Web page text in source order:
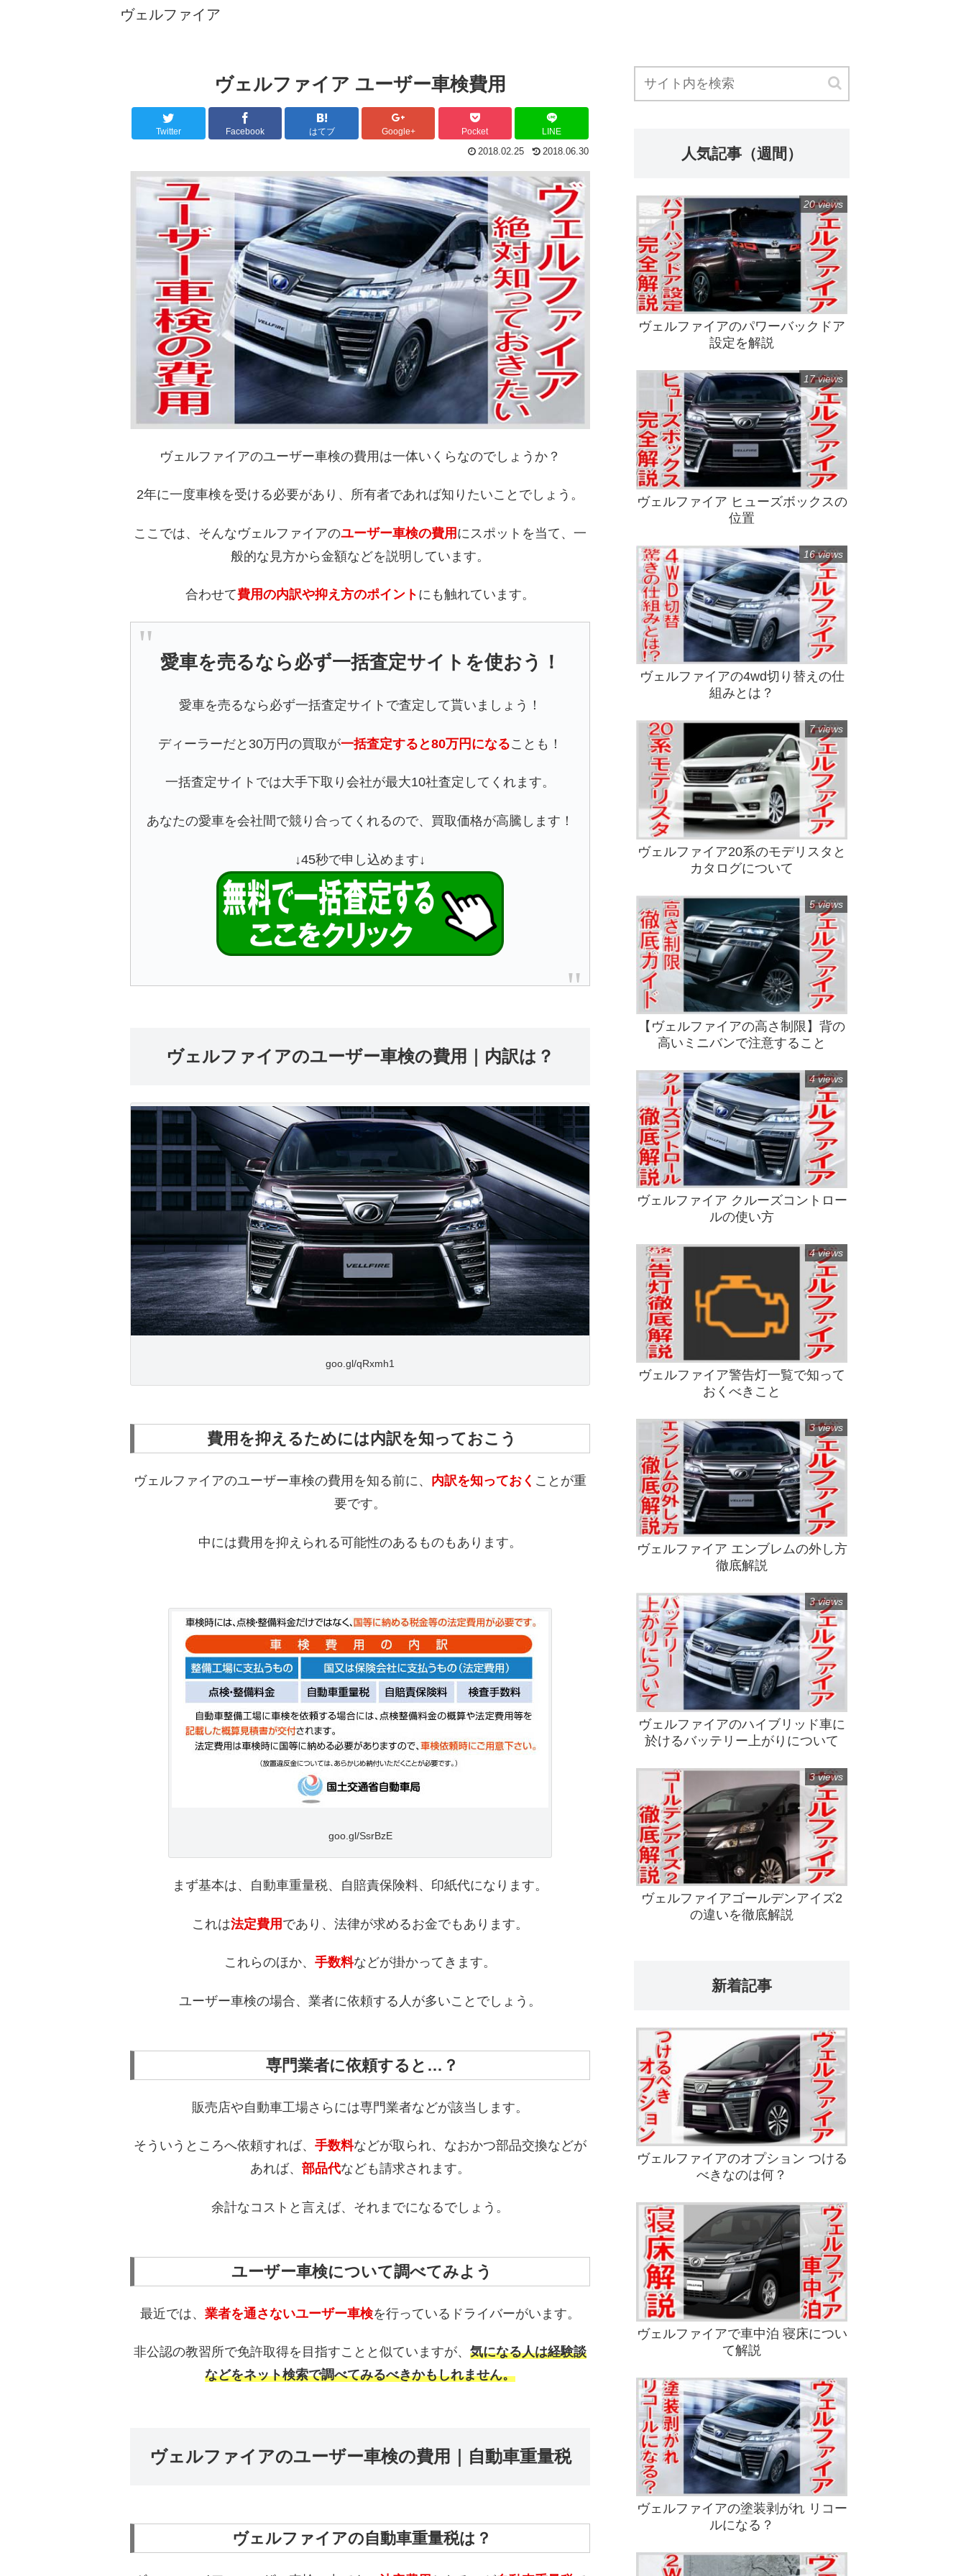
ヴェルファイア
ヴェルファイア ユーザー車検費用
Twitter Facebook はてブ Google+ Pocket LINE
2018.02.25 2018.06.30
ヴェルファイアのユーザー車検の費用は一体いくらなのでしょうか？
2年に一度車検を受ける必要があり、所有者であれば知りたいことでしょう。
ここでは、そんなヴェルファイアのユーザー車検の費用 にスポットを当て、一
般的な見方から金額などを説明しています。
合わせて費用の内訳や抑え方のポイント にも触れています。
愛車を売るなら必ず一括査定サイトを使おう！
愛車を売るなら必ず一括査定サイトで査定して貰いましょう！
ディーラーだと30万円の買取が一括査定すると80万円になることも！
一括査定サイトでは大手下取り会社が最大10社査定してくれます。
あなたの愛車を会社間で競り合ってくれるので、買取価格が高騰します！
↓45秒で申し込めます↓
ヴェルファイアのユーザー車検の費用｜内訳は？
goo.gl/qRxmh1
費用を抑えるためには内訳を知っておこう
ヴェルファイアのユーザー車検の費用を知る前に、 内訳を知っておく ことが重
要です。
中には費用を抑えられる可能性のあるものもあります。
goo.gl/SsrBzE
まず基本は、自動車重量税、自賠責保険料、印紙代になります。
これは法定費用 であり、法律が求めるお金でもあります。
これらのほか、 手数料などが掛かってきます。
ユーザー車検の場合、業者に依頼する人が多いことでしょう。
専門業者に依頼すると…？
販売店や自動車工場さらには専門業者などが該当します。
そういうところへ依頼すれば、 手数料などが取られ、なおかつ部品交換などが
あれば、 部品代なども請求されます。
余計なコストと言えば、それまでになるでしょう。
ユーザー車検について調べてみよう
最近では、 業者を通さないユーザー車検を行っているドライバーがいます。
非公認の教習所で免許取得を目指すことと似ていますが、 気になる人は経験談
などをネット検索で調べてみるべきかもしれません。
ヴェルファイアのユーザー車検の費用｜自動車重量税
ヴェルファイアの自動車重量税は？
人気記事（週間）
ヴェルファイアのパワーバックドア
設定を解説
20 views
ヴェルファイア ヒューズボックスの
位置
17 views
ヴェルファイアの4wd切り替えの仕
組みとは？
16 views
ヴェルファイア20系のモデリスタと
カタログについて
7 views
【ヴェルファイアの高さ制限】背の
高いミニバンで注意すること
5 views
ヴェルファイア クルーズコントロー
ルの使い方
4 views
ヴェルファイア警告灯一覧で知って
おくべきこと
4 views
ヴェルファイア エンブレムの外し方
徹底解説
3 views
ヴェルファイアのハイブリッド車に
於けるバッテリー上がりについて
3 views
ヴェルファイアゴールデンアイズ2
の違いを徹底解説
3 views
新着記事
ヴェルファイアのオプション つける
べきなのは何？
ヴェルファイアで車中泊 寝床につい
て解説
ヴェルファイアの塗装剥がれ リコー
ルになる？